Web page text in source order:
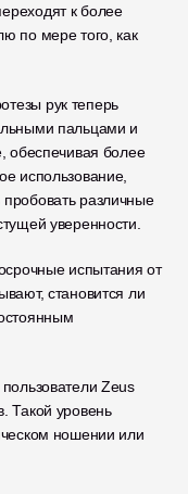
к более
по мере того, как
рук теперь
пальцами и
обеспечивая более
использование,
различные
уверенности.
испытания от
становится ли
Zeus
Такой уровень
ношении или